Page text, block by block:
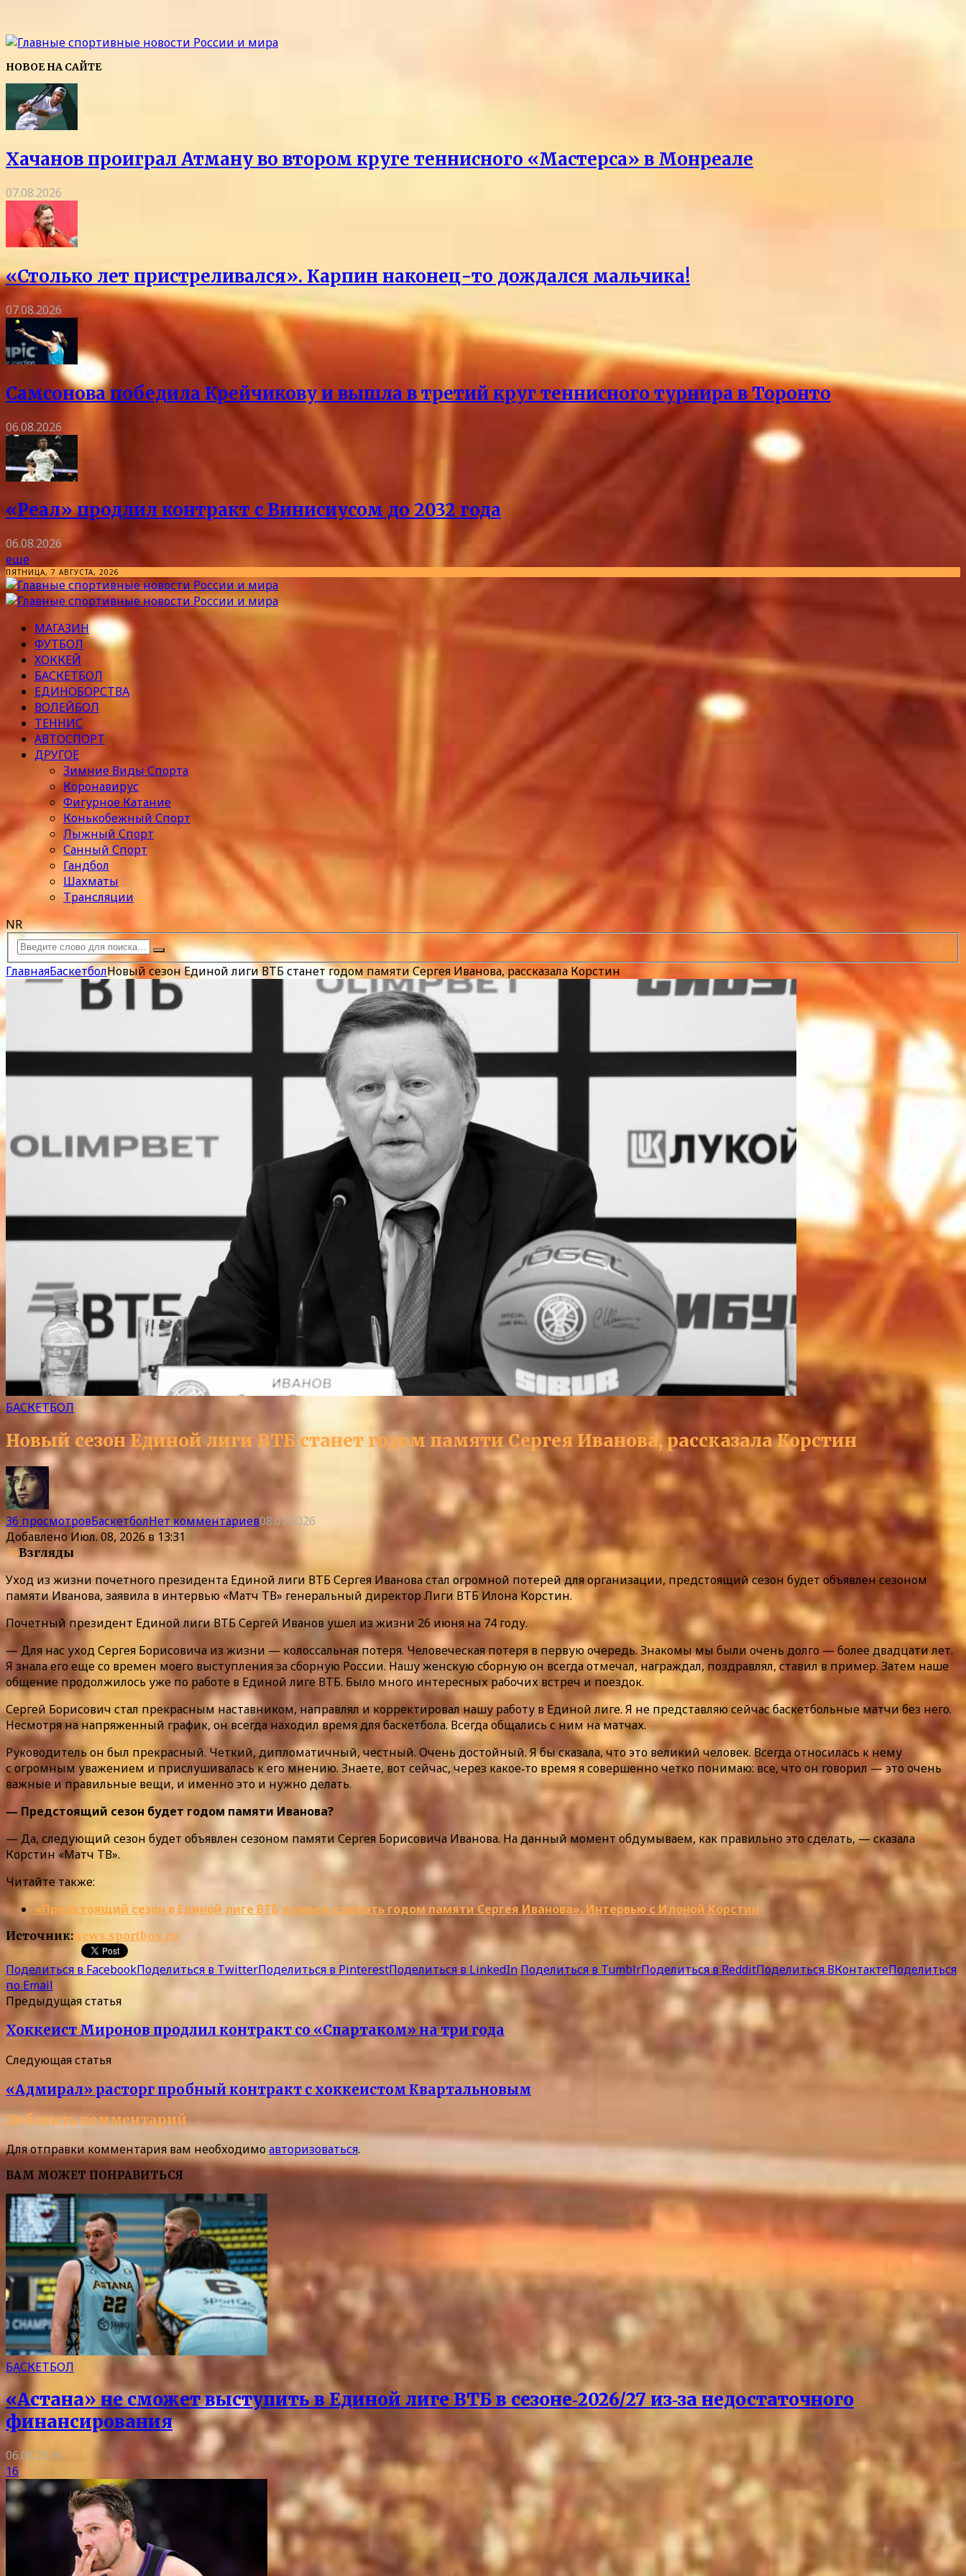
НОВОЕ НА САЙТЕ
Хачанов проиграл Атману во втором круге теннисного «Мастерса» в Монреале
07.08.2026
«Столько лет пристреливался». Карпин наконец-то дождался мальчика!
07.08.2026
Самсонова победила Крейчикову и вышла в третий круг теннисного турнира в Торонто
06.08.2026
«Реал» продлил контракт с Винисиусом до 2032 года
06.08.2026
еще
ПЯТНИЦА, 7 АВГУСТА, 2026
МАГАЗИН
ФУТБОЛ
ХОККЕЙ
БАСКЕТБОЛ
ЕДИНОБОРСТВА
ВОЛЕЙБОЛ
ТЕННИС
АВТОСПОРТ
ДРУГОЕ
Зимние Виды Спорта
Коронавирус
Фигурное Катание
Конькобежный Спорт
Лыжный Спорт
Санный Спорт
Гандбол
Шахматы
Трансляции
NR
ГлавнаяБаскетболНовый сезон Единой лиги ВТБ станет годом памяти Сергея Иванова, рассказала Корстин
БАСКЕТБОЛ
Новый сезон Единой лиги ВТБ станет годом памяти Сергея Иванова, рассказала Корстин
36 просмотровБаскетболНет комментариев08.07.2026
Добавлено Июл. 08, 2026 в 13:31
36Взгляды
Уход из жизни почетного президента Единой лиги ВТБ Сергея Иванова стал огромной потерей для организации, предстоящий сезон будет объявлен сезоном
памяти Иванова, заявила в интервью «Матч ТВ» генеральный директор Лиги ВТБ Илона Корстин.
Почетный президент Единой лиги ВТБ Сергей Иванов ушел из жизни 26 июня на 74 году.
— Для нас уход Сергея Борисовича из жизни — колоссальная потеря. Человеческая потеря в первую очередь. Знакомы мы были очень долго — более двадцати лет.
Я знала его еще со времен моего выступления за сборную России. Нашу женскую сборную он всегда отмечал, награждал, поздравлял, ставил в пример. Затем наше
общение продолжилось уже по работе в Единой лиге ВТБ. Было много интересных рабочих встреч и поездок.
Сергей Борисович стал прекрасным наставником, направлял и корректировал нашу работу в Единой лиге. Я не представляю сейчас баскетбольные матчи без него.
Несмотря на напряженный график, он всегда находил время для баскетбола. Всегда общались с ним на матчах.
Руководитель он был прекрасный. Четкий, дипломатичный, честный. Очень достойный. Я бы сказала, что это великий человек. Всегда относилась к нему
с огромным уважением и прислушивалась к его мнению. Знаете, вот сейчас, через какое‑то время я совершенно четко понимаю: все, что он говорил — это очень
важные и правильные вещи, и именно это и нужно делать.
— Предстоящий сезон будет годом памяти Иванова?
— Да, следующий сезон будет объявлен сезоном памяти Сергея Борисовича Иванова. На данный момент обдумываем, как правильно это сделать, — сказала
Корстин «Матч ТВ».
Читайте также:
«Предстоящий сезон в Единой лиге ВТБ думаем сделать годом памяти Сергея Иванова». Интервью с Илоной Корстин
Источник:news.sportbox.ru
Поделиться в FacebookПоделиться в TwitterПоделиться в PinterestПоделиться в LinkedIn Поделиться в TumblrПоделиться в RedditПоделиться ВКонтактеПоделиться
по Email
Предыдущая статья
Хоккеист Миронов продлил контракт со «Спартаком» на три года
Следующая статья
«Адмирал» расторг пробный контракт с хоккеистом Квартальновым
Добавить комментарий
Для отправки комментария вам необходимоавторизоваться.
ВАМ МОЖЕТ ПОНРАВИТЬСЯ
БАСКЕТБОЛ
«Астана» не сможет выступить в Единой лиге ВТБ в сезоне‑2026/27 из‑за недостаточного
финансирования
06.08.2026
16